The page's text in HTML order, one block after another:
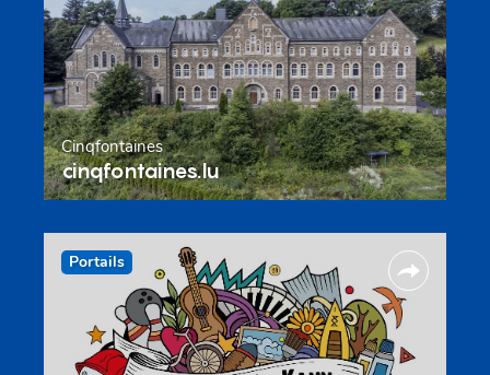
Cinqfontaines
cinqfontaines.lu
Portails